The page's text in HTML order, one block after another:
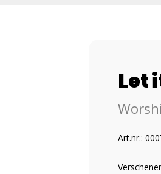
Let
Art.nr.: